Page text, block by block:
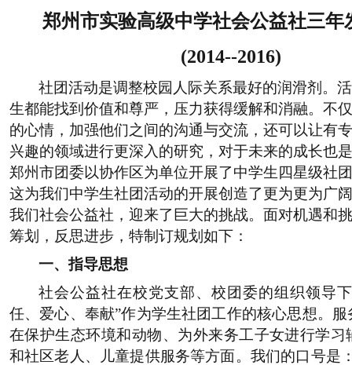
郑州市实验高级中学社会公益社三年
(2014--2016)
社团活动是调整校园人际关系最好的润滑剂。
生都能找到价值和尊严，压力获得缓解和消融。不
的心情，加强他们之间的沟通与交流，还可以让有
兴趣的领域进行更深入的研究，对于未来的成长也
郑州市团委以协作区为单位开展了中学生四星级社
这为我们中学生社团活动的开展创造了更为更为广
我们社会公益社，迎来了巨大的挑战。面对机遇和
筹划，反思进步，特制订规划如下：
一、指导思想
社会公益社在校党支部、校团委的组织领导
任、爱心、奉献”作为学生社团工作的核心思想。
在保护生态环境和动物、为外来务工子女进行学习
和社区老人、儿童提供服务等方面。我们的口号是